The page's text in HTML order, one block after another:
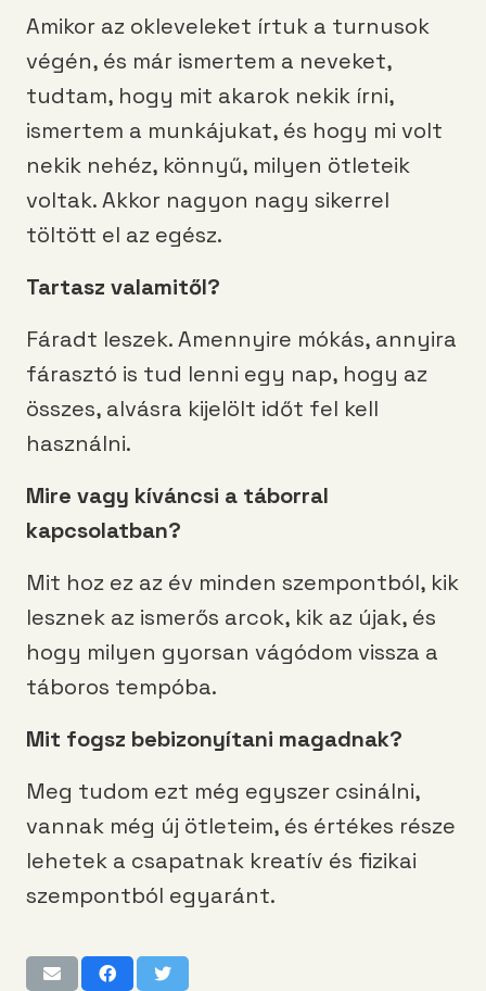
Amikor az okleveleket írtuk a turnusok
végén, és már ismertem a neveket,
tudtam, hogy mit akarok nekik írni,
ismertem a munkájukat, és hogy mi volt
nekik nehéz, könnyű, milyen ötleteik
voltak. Akkor nagyon nagy sikerrel
töltött el az egész.
Tartasz valamitől?
Fáradt leszek. Amennyire mókás, annyira
fárasztó is tud lenni egy nap, hogy az
összes, alvásra kijelölt időt fel kell
használni.
Mire vagy kíváncsi a táborral
kapcsolatban?
Mit hoz ez az év minden szempontból, kik
lesznek az ismerős arcok, kik az újak, és
hogy milyen gyorsan vágódom vissza a
táboros tempóba.
Mit fogsz bebizonyítani magadnak?
Meg tudom ezt még egyszer csinálni,
vannak még új ötleteim, és értékes része
lehetek a csapatnak kreatív és fizikai
szempontból egyaránt.